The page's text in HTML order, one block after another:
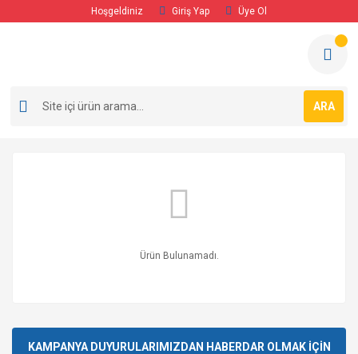
Hoşgeldiniz Giriş Yap Üye Ol
ARA
Ürün Bulunamadı.
KAMPANYA DUYURULARIMIZDAN HABERDAR OLMAK İÇİN